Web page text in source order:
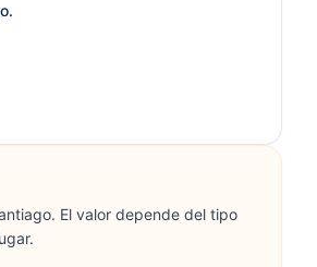
El valor depende del tipo